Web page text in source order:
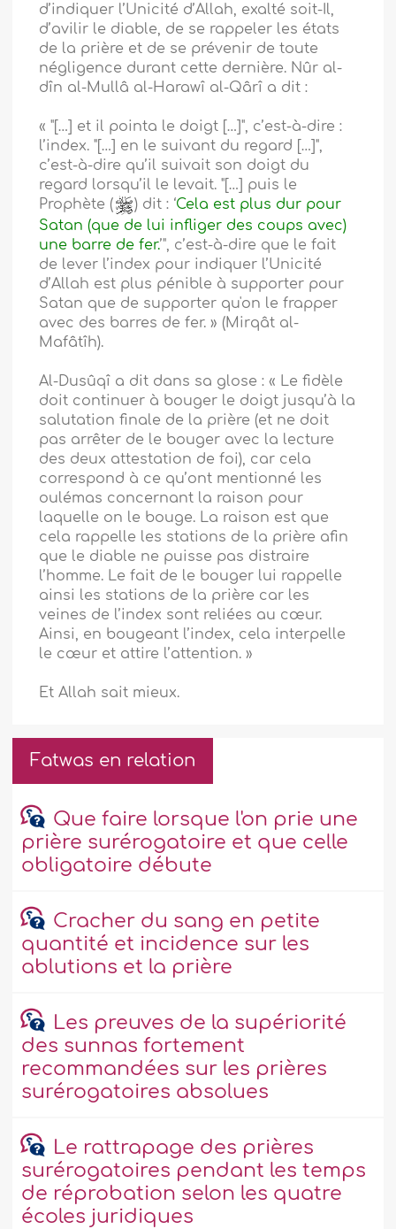
d’indiquer l’Unicité d’Allah, exalté soit-Il,
d’avilir le diable, de se rappeler les états
de la prière et de se prévenir de toute
négligence durant cette dernière. Nûr al-
dîn al-Mullâ al-Harawî al-Qârî a dit :
« "[…] et il pointa le doigt […]", c’est-à-dire :
l’index. "[…] en le suivant du regard […]",
c’est-à-dire qu’il suivait son doigt du
regard lorsqu’il le levait. "[…] puis le
Prophète (
) dit : ‘Cela est plus dur pour
Satan (que de lui infliger des coups avec)
une barre de fer.’", c’est-à-dire que le fait
de lever l’index pour indiquer l’Unicité
d’Allah est plus pénible à supporter pour
Satan que de supporter qu'on le frapper
avec des barres de fer. » (Mirqât al-
Mafâtîh).
Al-Dusûqî a dit dans sa glose : « Le fidèle
doit continuer à bouger le doigt jusqu’à la
salutation finale de la prière (et ne doit
pas arrêter de le bouger avec la lecture
des deux attestation de foi), car cela
correspond à ce qu’ont mentionné les
oulémas concernant la raison pour
laquelle on le bouge. La raison est que
cela rappelle les stations de la prière afin
que le diable ne puisse pas distraire
l’homme. Le fait de le bouger lui rappelle
ainsi les stations de la prière car les
veines de l’index sont reliées au cœur.
Ainsi, en bougeant l’index, cela interpelle
le cœur et attire l’attention. »
Et Allah sait mieux.
Fatwas en relation
Que faire lorsque l'on prie une
prière surérogatoire et que celle
obligatoire débute
Cracher du sang en petite
quantité et incidence sur les
ablutions et la prière
Les preuves de la supériorité
des sunnas fortement
recommandées sur les prières
surérogatoires absolues
Le rattrapage des prières
surérogatoires pendant les temps
de réprobation selon les quatre
écoles juridiques